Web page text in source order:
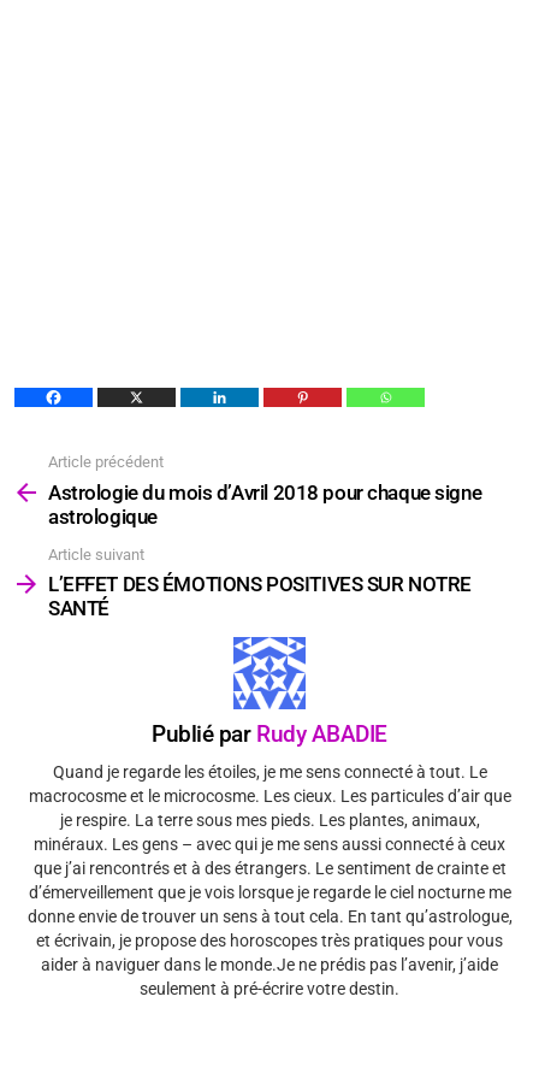
plus
Article précédent
Astrologie du mois d’Avril 2018 pour chaque signe
astrologique
Article suivant
L’EFFET DES ÉMOTIONS POSITIVES SUR NOTRE
SANTÉ
Publié par Rudy ABADIE
Quand je regarde les étoiles, je me sens connecté à tout. Le
macrocosme et le microcosme. Les cieux. Les particules d’air que
je respire. La terre sous mes pieds. Les plantes, animaux,
minéraux. Les gens – avec qui je me sens aussi connecté à ceux
que j’ai rencontrés et à des étrangers. Le sentiment de crainte et
d’émerveillement que je vois lorsque je regarde le ciel nocturne me
donne envie de trouver un sens à tout cela. En tant qu’astrologue,
et écrivain, je propose des horoscopes très pratiques pour vous
aider à naviguer dans le monde.Je ne prédis pas l’avenir, j’aide
seulement à pré-écrire votre destin.